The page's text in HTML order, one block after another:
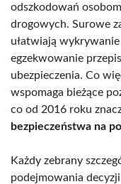
odszkodowań
drogowych. Surowe
ułatwiają wykrywanie
egzekwowanie
ubezpieczenia. Co
wspomaga bieżące
co od 2016 roku
bezpieczeństwa na
Każdy zebrany
podejmowania